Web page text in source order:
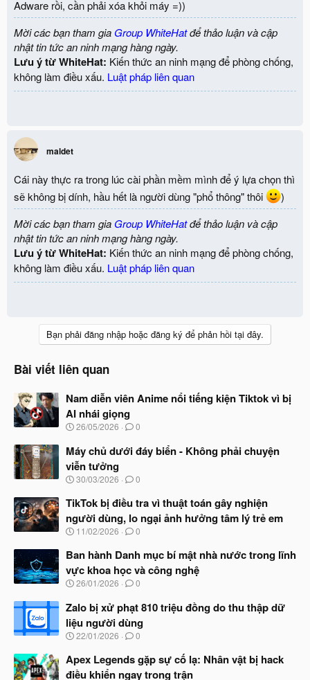
Adware rồi, cần phải xóa khỏi máy =))
Mời các bạn tham gia Group WhiteHatđể thảo luận và cập
nhật tin tức an ninh mạng hàng ngày.
Lưu ý từ WhiteHat: Kiến thức an ninh mạng để phòng chống,
không làm điều xấu. Luật pháp liên quan
maldet
Cái này thực ra trong lúc cài phần mềm mình để ý lựa chọn thì
sẽ không bị dính, hầu hết là người dùng "phổ thông" thôi
)
Mời các bạn tham gia Group WhiteHatđể thảo luận và cập
nhật tin tức an ninh mạng hàng ngày.
Lưu ý từ WhiteHat: Kiến thức an ninh mạng để phòng chống,
không làm điều xấu. Luật pháp liên quan
Bạn phải đăng nhập hoặc đăng ký để phản hồi tại đây.
Bài viết liên quan
Nam diễn viên Anime nổi tiếng kiện Tiktok vì bị
AI nhái giọng
N
à
y
b
ắ
đ
ầ
u
26/05/2026 0
Máy chủ dưới đáy biển - Không phải chuyện
viễn tưởng
N
à
b
ắ
đ
ầ
u
30/03/2026 0
TikTok bị điều tra vì thuật toán gây nghiện
người dùng, lo ngại ảnh hưởng tâm lý trẻ em
N
à
b
ắ
đ
ầ
u
11/02/2026 0
Ban hành Danh mục bí mật nhà nước trong lĩnh
vực khoa học và công nghệ
N
à
y
b
ắ
đ
ầ
26/01/2026 0
Zalo bị xử phạt 810 triệu đồng do thu thập dữ
liệu người dùng
N
à
y
22/01/2026 0
Apex Legends gặp sự cố lạ: Nhân vật bị hack
điều khiển ngay trong trận